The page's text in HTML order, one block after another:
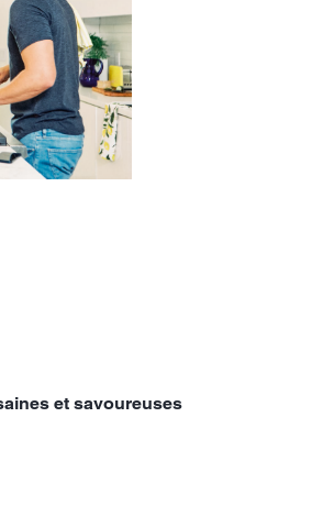
et savoureuses